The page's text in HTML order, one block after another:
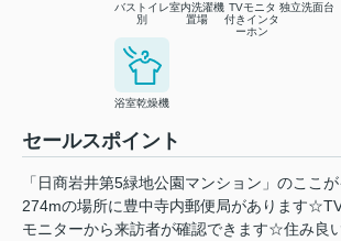
バストイレ
別
室内洗濯機
置場
TVモニタ
付きインタ
ーホン
独立洗面台
浴室乾燥機
セールスポイント
「日商岩井第5緑地公園マンション」のここ
274mの場所に豊中寺内郵便局があります☆TV
モニターから来訪者が確認できます☆住み良